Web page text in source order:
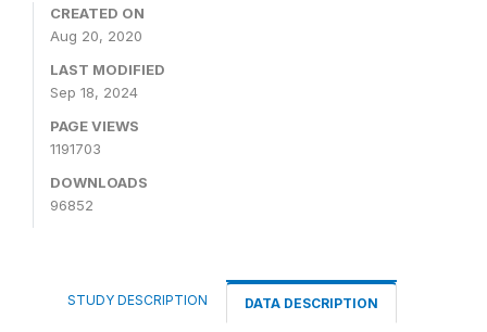
CREATED ON
Aug 20, 2020
LAST MODIFIED
Sep 18, 2024
PAGE VIEWS
1191703
DOWNLOADS
96852
STUDY DESCRIPTION DATA DESCRIPTION